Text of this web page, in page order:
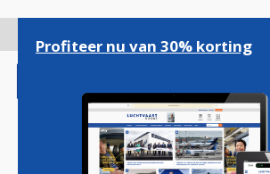
gaan
Profiteer nu van 30% korting